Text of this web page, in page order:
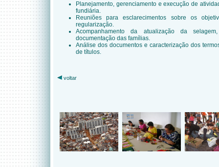
Planejamento, gerenciamento e execução de
fundiária.
Reuniões para esclarecimentos sobre os
regularização.
Acompanhamento da atualização da
documentação das famílias.
Análise dos documentos e caracterização dos
de títulos.
voltar